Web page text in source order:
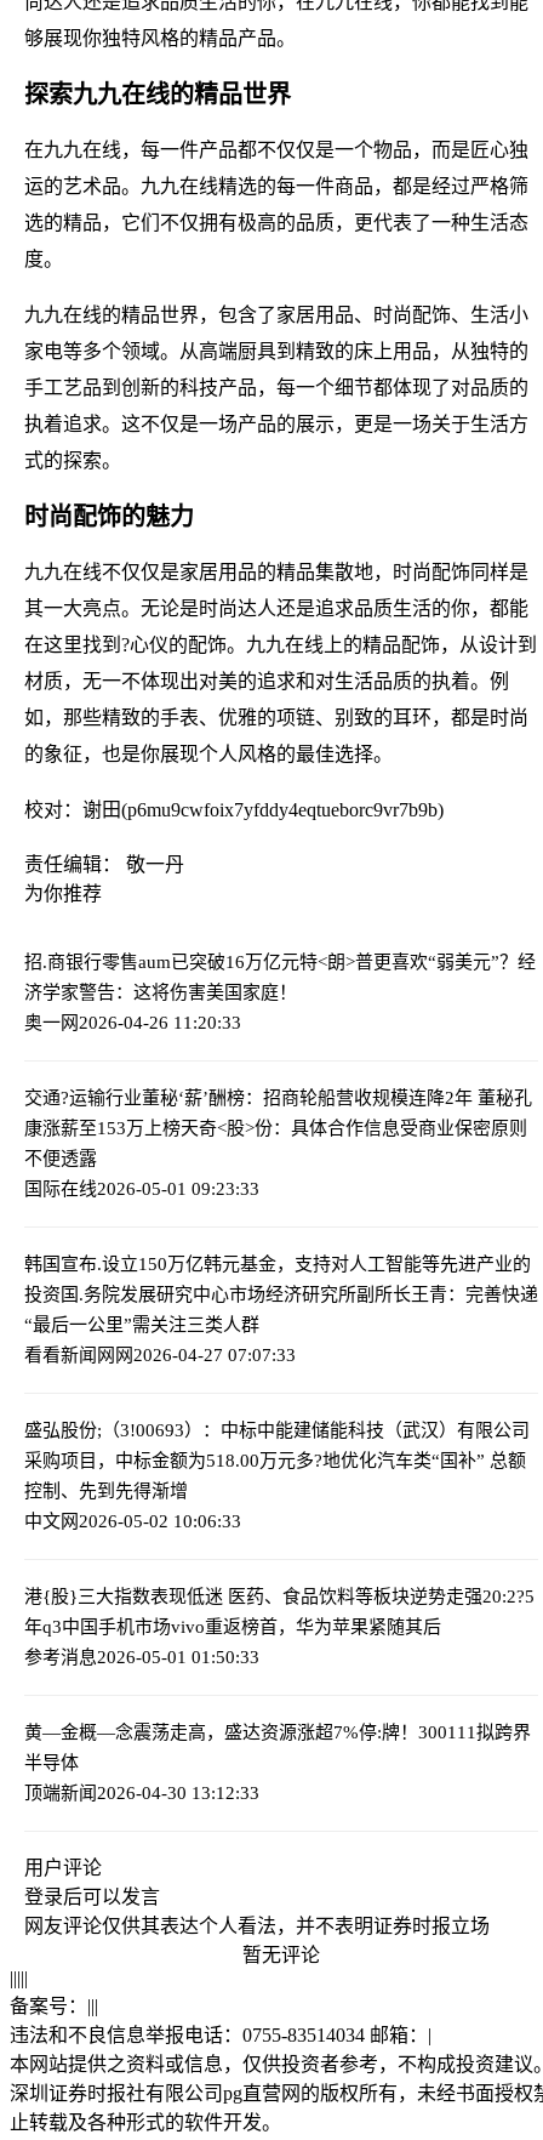
够展现你独特风格的精品产品。
探索九九在线的精品世界
在九九在线，每一件产品都不仅仅是一个物品，而是匠心独
运的艺术品。九九在线精选的每一件商品，都是经过严格筛
选的精品，它们不仅拥有极高的品质，更代表了一种生活态
度。
九九在线的精品世界，包含了家居用品、时尚配饰、生活小
家电等多个领域。从高端厨具到精致的床上用品，从独特的
手工艺品到创新的科技产品，每一个细节都体现了对品质的
执着追求。这不仅是一场产品的展示，更是一场关于生活方
式的探索。
时尚配饰的魅力
九九在线不仅仅是家居用品的精品集散地，时尚配饰同样是
其一大亮点。无论是时尚达人还是追求品质生活的你，都能
在这里找到?心仪的配饰。九九在线上的精品配饰，从设计到
材质，无一不体现出对美的追求和对生活品质的执着。例
如，那些精致的手表、优雅的项链、别致的耳环，都是时尚
的象征，也是你展现个人风格的最佳选择。
校对：谢田(p6mu9cwfoix7yfddy4eqtueborc9vr7b9b)
责任编辑： 敬一丹
为你推荐
招.商银行零售aum已突破16万亿元特<朗>普更喜欢“弱美元”？经
济学家警告：这将伤害美国家庭！
奥一网2026-04-26 11:20:33
交通?运输行业董秘‘薪’酬榜：招商轮船营收规模连降2年 董秘孔
康涨薪至153万上榜天奇<股>份：具体合作信息受商业保密原则
不便透露
国际在线2026-05-01 09:23:33
韩国宣布.设立150万亿韩元基金，支持对人工智能等先进产业的
投资国.务院发展研究中心市场经济研究所副所长王青：完善快递
“最后一公里”需关注三类人群
看看新闻网网2026-04-27 07:07:33
盛弘股份;（3!00693）：中标中能建储能科技（武汉）有限公司
采购项目，中标金额为518.00万元多?地优化汽车类“国补” 总额
控制、先到先得渐增
中文网2026-05-02 10:06:33
港{股}三大指数表现低迷 医药、食品饮料等板块逆势走强20:2?5
年q3中国手机市场vivo重返榜首，华为苹果紧随其后
参考消息2026-05-01 01:50:33
黄—金概—念震荡走高，盛达资源涨超7%停:牌！300111拟跨界
半导体
顶端新闻2026-04-30 13:12:33
用户评论
登录后可以发言
网友评论仅供其表达个人看法，并不表明证券时报立场
暂无评论
|||||
备案号： |||
违法和不良信息举报电话：0755-83514034 邮箱： |
本网站提供之资料或信息，仅供投资者参考，不构成投资建议
深圳证券时报社有限公司pg直营网的版权所有，未经书面授权
止转载及各种形式的软件开发。